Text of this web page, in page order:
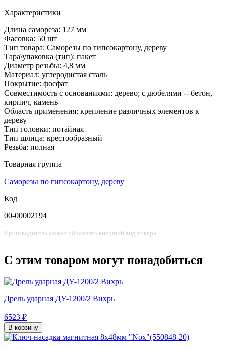
Характеристики
Длина самореза: 127 мм
Фасовка: 50 шт
Тип товара: Саморезы по гипсокартону, дереву
Тара\упаковка (тип): пакет
Диаметр резьбы: 4,8 мм
Материал: углеродистая сталь
Покрытие: фосфат
Совместимость с основаниями: дерево; с дюбелями -- бетон,
кирпич, камень
Область применения: крепление различных элементов к
дереву
Тип головки: потайная
Тип шлица: крестообразный
Резьба: полная
Товарная группа
Саморезы по гипсокартону, дереву
Код
00-00002194
Производитель может обновлять внешний вид товара
С этим товаром могут понадобиться
Дрель ударная ДУ-1200/2 Вихрь
6523 ₽
В корзину